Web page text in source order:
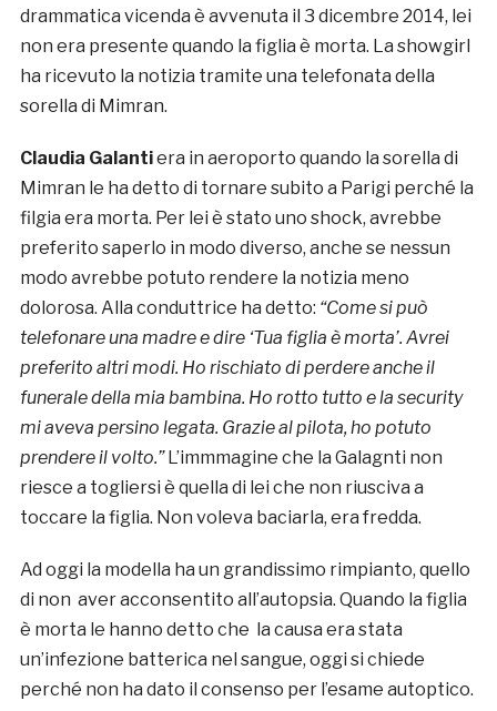
drammatica vicenda è avvenuta il 3 dicembre 2014, lei
non era presente quando la figlia è morta. La showgirl
ha ricevuto la notizia tramite una telefonata della
sorella di Mimran.
Claudia Galantiera in aeroporto quando la sorella di
Mimran le ha detto di tornare subito a Parigi perché la
filgia era morta. Per lei è stato uno shock, avrebbe
preferito saperlo in modo diverso, anche se nessun
modo avrebbe potuto rendere la notizia meno
dolorosa. Alla conduttrice ha detto: “Come si può
telefonare una madre e dire ‘Tua figlia è morta’. Avrei
preferito altri modi. Ho rischiato di perdere anche il
funerale della mia bambina. Ho rotto tutto e la security
mi aveva persino legata. Grazie al pilota, ho potuto
prendere il volto.”L’immmagine che la Galagnti non
riesce a togliersi è quella di lei che non riusciva a
toccare la figlia. Non voleva baciarla, era fredda.
Ad oggi la modella ha un grandissimo rimpianto, quello
di non aver acconsentito all’autopsia. Quando la figlia
è morta le hanno detto che la causa era stata
un’infezione batterica nel sangue, oggi si chiede
perché non ha dato il consenso per l’esame autoptico.